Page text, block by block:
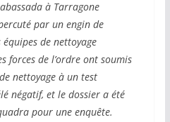
à Tarragone
par un engin de
de nettoyage
forces de l’ordre ont soumis
nettoyage à un test
négatif, et le dossier a été
pour une enquête.